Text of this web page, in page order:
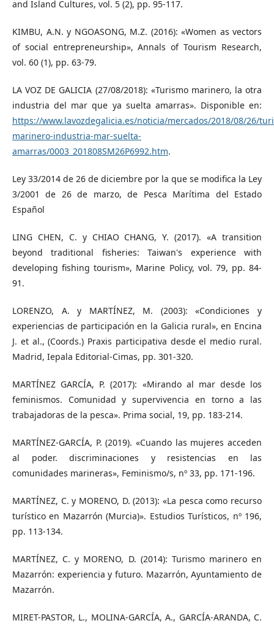
and Island Cultures, vol. 5 (2), pp. 95-117.
KIMBU, A.N. y NGOASONG, M.Z. (2016): «Women as vectors
of social entrepreneurship», Annals of Tourism Research,
vol. 60 (1), pp. 63-79.
LA VOZ DE GALICIA (27/08/2018): «Turismo marinero, la otra
industria del mar que ya suelta amarras». Disponible en:
https://www.lavozdegalicia.es/noticia/mercados/2018/08/26/
marinero-industria-mar-suelta-
amarras/0003_201808SM26P6992.htm.
Ley 33/2014 de 26 de diciembre por la que se modifica la Ley
3/2001 de 26 de marzo, de Pesca Marítima del Estado
Español
LING CHEN, C. y CHIAO CHANG, Y. (2017). «A transition
beyond traditional fisheries: Taiwan's experience with
developing fishing tourism», Marine Policy, vol. 79, pp. 84-
91.
LORENZO, A. y MARTÍNEZ, M. (2003): «Condiciones y
experiencias de participación en la Galicia rural», en Encina
J. et al., (Coords.) Praxis participativa desde el medio rural.
Madrid, Iepala Editorial-Cimas, pp. 301-320.
MARTÍNEZ GARCÍA, P. (2017): «Mirando al mar desde los
feminismos. Comunidad y supervivencia en torno a las
trabajadoras de la pesca». Prima social, 19, pp. 183-214.
MARTÍNEZ-GARCÍA, P. (2019). «Cuando las mujeres acceden
al poder. discriminaciones y resistencias en las
comunidades marineras», Feminismo/s, nº 33, pp. 171-196.
MARTÍNEZ, C. y MORENO, D. (2013): «La pesca como recurso
turístico en Mazarrón (Murcia)». Estudios Turísticos, nº 196,
pp. 113-134.
MARTÍNEZ, C. y MORENO, D. (2014): Turismo marinero en
Mazarrón: experiencia y futuro. Mazarrón, Ayuntamiento de
Mazarrón.
MIRET-PASTOR, L., MOLINA-GARCÍA, A., GARCÍA-ARANDA, C.